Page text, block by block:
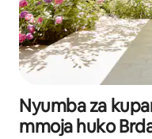
Nyumba za
mmoja huko